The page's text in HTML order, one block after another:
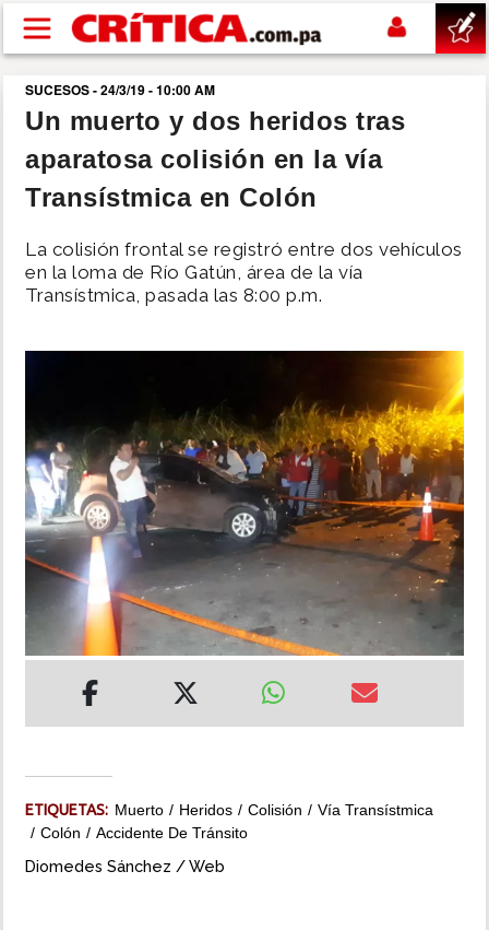
Pasar al contenido principal
buscar
SUCESOS
POLÍTICA
MUNDO
INSÓLITAS
MULTIMEDIA
IMPRESO
SUCESOS - 24/3/19 - 10:00 AM
Un muerto y dos heridos tras
aparatosa colisión en la vía
Transístmica en Colón
La colisión frontal se registró entre dos vehículos
en la loma de Río Gatún, área de la vía
Transístmica, pasada las 8:00 p.m.
ETIQUETAS: Muerto Heridos Colisión
Vía Transístmica
Colón
Accidente De Tránsito
Diomedes Sánchez / Web